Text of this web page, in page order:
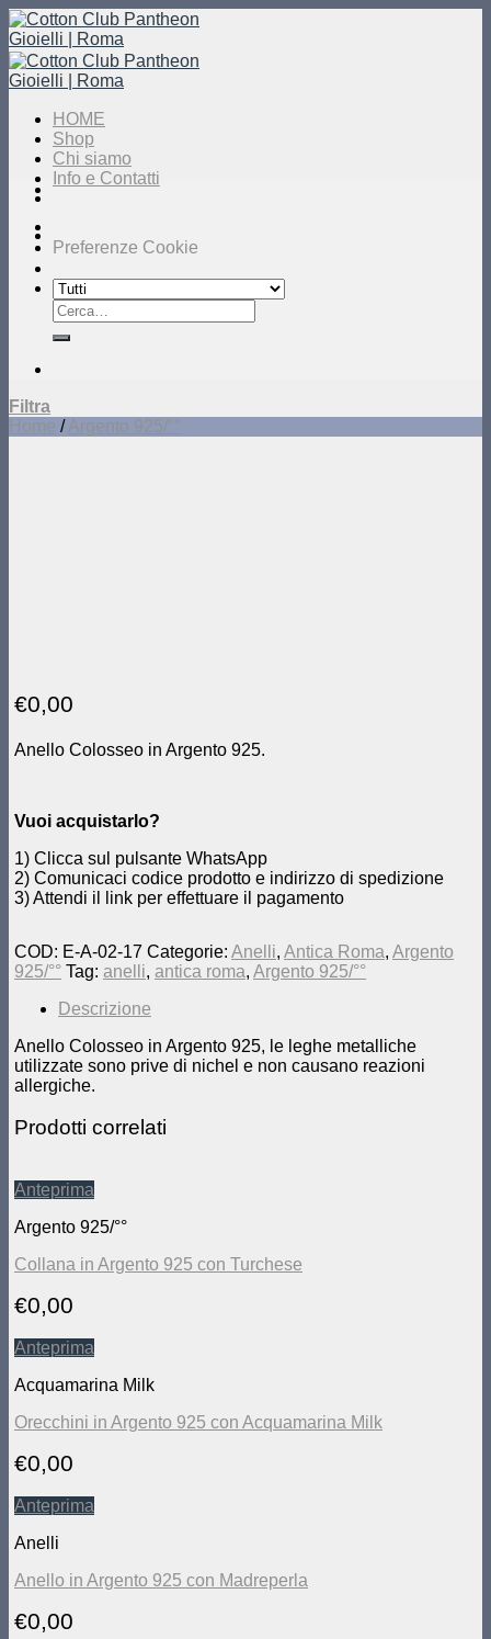
Salta
ai
contenuti
HOME
Shop
Chi siamo
Info e Contatti
Preferenze Cookie
Cerca:
Filtra
Home / Argento 925/°°
€0,00
Anello Colosseo in Argento 925.
Vuoi acquistarlo?
1) Clicca sul pulsante WhatsApp
2) Comunicaci codice prodotto e indirizzo di spedizione
3) Attendi il link per effettuare il pagamento
COD: E-A-02-17 Categorie: Anelli, Antica Roma, Argento
925/°° Tag: anelli, antica roma, Argento 925/°°
Descrizione
Anello Colosseo in Argento 925, le leghe metalliche
utilizzate sono prive di nichel e non causano reazioni
allergiche.
Prodotti correlati
Anteprima
Argento 925/°°
Collana in Argento 925 con Turchese
€0,00
Anteprima
Acquamarina Milk
Orecchini in Argento 925 con Acquamarina Milk
€0,00
Anteprima
Anelli
Anello in Argento 925 con Madreperla
€0,00